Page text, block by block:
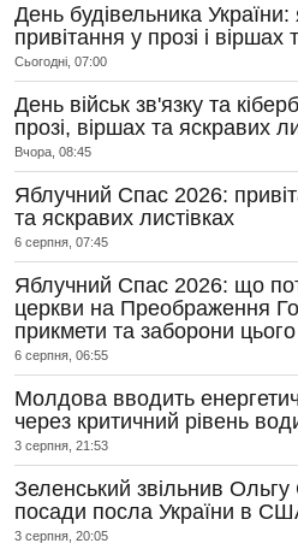
День будівельника України:
привітання у прозі і віршах
Сьогодні, 07:00
День військ зв'язку та
прозі, віршах та яскравих
Вчора, 08:45
Яблучний Спас 2026:
та яскравих листівках
6 серпня, 07:45
Яблучний Спас 2026: що
церкви на Преображення
прикмети та заборони
6 серпня, 06:55
Молдова вводить
через критичний рівень
3 серпня, 21:53
Зеленський звільнив
посади посла України в
3 серпня, 20:05